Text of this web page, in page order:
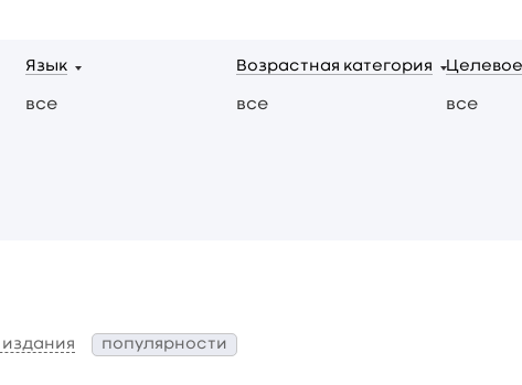
Язык
все
Возрастная категория
все все
издания популярности